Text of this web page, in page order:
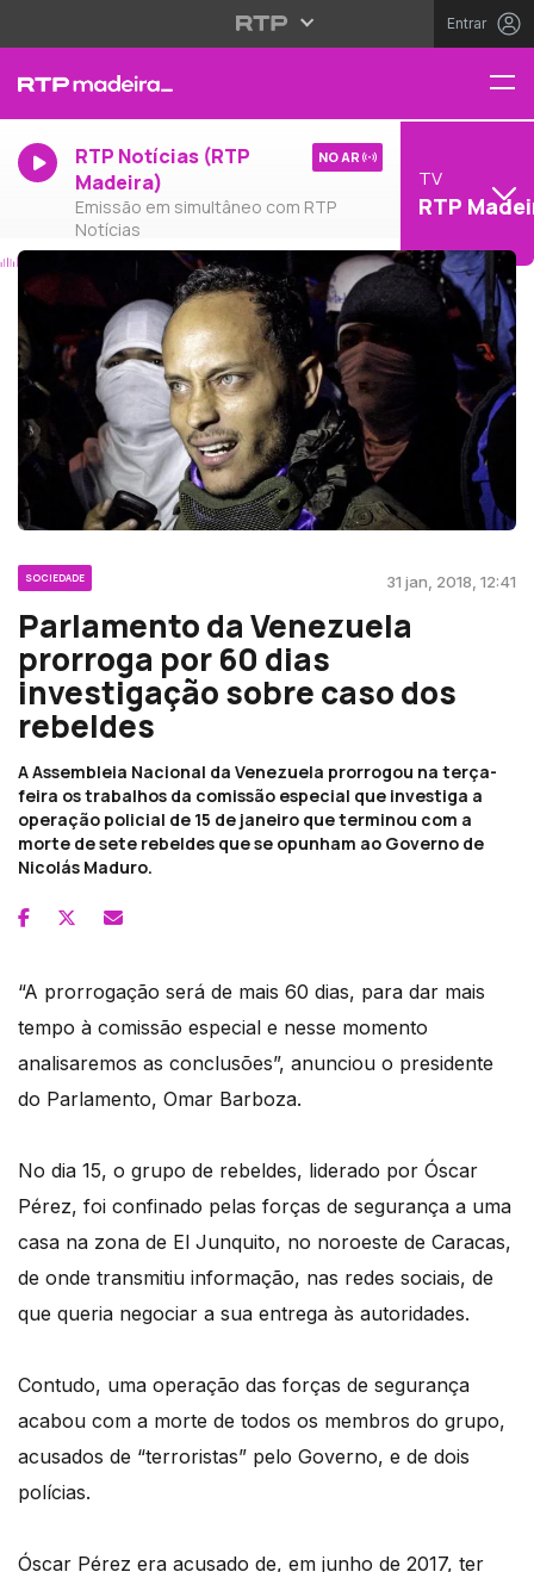
Entrar
RTP Notícias (RTP
Madeira)
Emissão em simultâneo com RTP
Notícias
NO AR
TV
RTP
SOCIEDADE 31 jan, 2018, 12:41
Parlamento da Venezuela
prorroga por 60 dias
investigação sobre caso dos
rebeldes
A Assembleia Nacional da Venezuela prorrogou na terça-
feira os trabalhos da comissão especial que investiga a
operação policial de 15 de janeiro que terminou com a
morte de sete rebeldes que se opunham ao Governo de
Nicolás Maduro.
“A prorrogação será de mais 60 dias, para dar mais
tempo à comissão especial e nesse momento
analisaremos as conclusões”, anunciou o presidente
do Parlamento, Omar Barboza.
No dia 15, o grupo de rebeldes, liderado por Óscar
Pérez, foi confinado pelas forças de segurança a uma
casa na zona de El Junquito, no noroeste de Caracas,
de onde transmitiu informação, nas redes sociais, de
que queria negociar a sua entrega às autoridades.
Contudo, uma operação das forças de segurança
acabou com a morte de todos os membros do grupo,
acusados de “terroristas” pelo Governo, e de dois
polícias.
Óscar Pérez era acusado de, em junho de 2017, ter